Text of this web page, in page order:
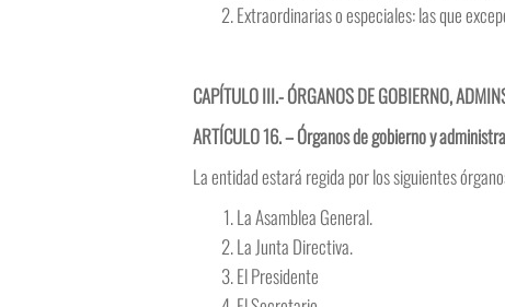
Extraordinarias o especiales: las que
CAPÍTULO III.- ÓRGANOS DE GOBIERNO,
ARTÍCULO 16. – Órganos de gobierno y
La entidad estará regida por los siguientes
La Asamblea General.
La Junta Directiva.
El Presidente